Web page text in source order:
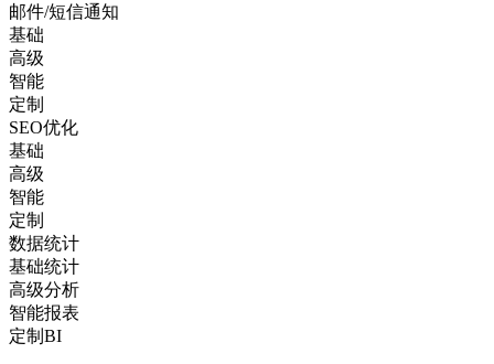
邮件/短信通知
基础
高级
智能
定制
SEO优化
基础
高级
智能
定制
数据统计
基础统计
高级分析
智能报表
定制BI